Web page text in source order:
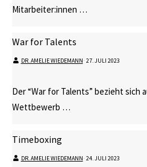
Mitarbeiter:innen …
War for Talents
DR. AMELIE WIEDEMANN⋅ 27. JULI 2023
Der “War for Talents” bezieht sich
Wettbewerb …
Timeboxing
DR. AMELIE WIEDEMANN⋅ 24. JULI 2023